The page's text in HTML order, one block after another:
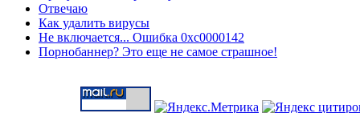
Отвечаю
Как удалить вирусы
Не включается... Ошибка 0xc0000142
Порнобаннер? Это еще не самое страшное!